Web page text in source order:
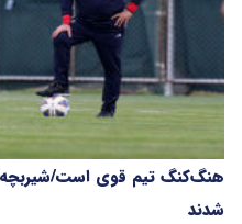
هنگ‌کنگ تیم قوی است/
شدند